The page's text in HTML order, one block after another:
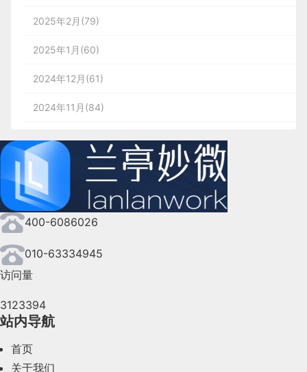
2025年2月(79)
2025年1月(60)
2024年12月(61)
2024年11月(84)
2024年9月(144)
2024年8月(164)
2024年7月(107)
2024年6月(63)
2024年4月(44)
2024年2月(58)
400-6086026
010-63334945
访问量
3123394
站内导航
首页
关于我们